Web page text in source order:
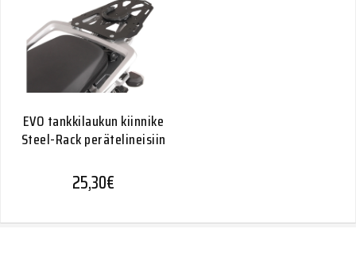
EVO tankkilaukun kiinnike
Steel-Rack perätelineisiin
25,30€